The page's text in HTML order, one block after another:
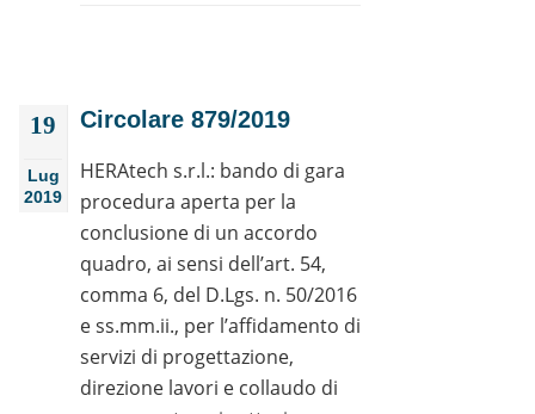
19
Lug
2019
Circolare 879/2019
HERAtech s.r.l.: bando di gara
procedura aperta per la
conclusione di un accordo
quadro, ai sensi dell’art. 54,
comma 6, del D.Lgs. n. 50/2016
e ss.mm.ii., per l’affidamento di
servizi di progettazione,
direzione lavori e collaudo di